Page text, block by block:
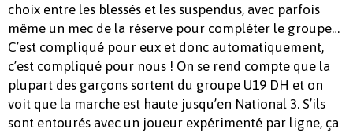
choix entre les blessés et les suspendus, avec parfois
même un mec de la réserve pour compléter le groupe…
C’est compliqué pour eux et donc automatiquement,
c’est compliqué pour nous ! On se rend compte que la
plupart des garçons sortent du groupe U19 DH et on
voit que la marche est haute jusqu’en National 3. S’ils
sont entourés avec un joueur expérimenté par ligne, ça